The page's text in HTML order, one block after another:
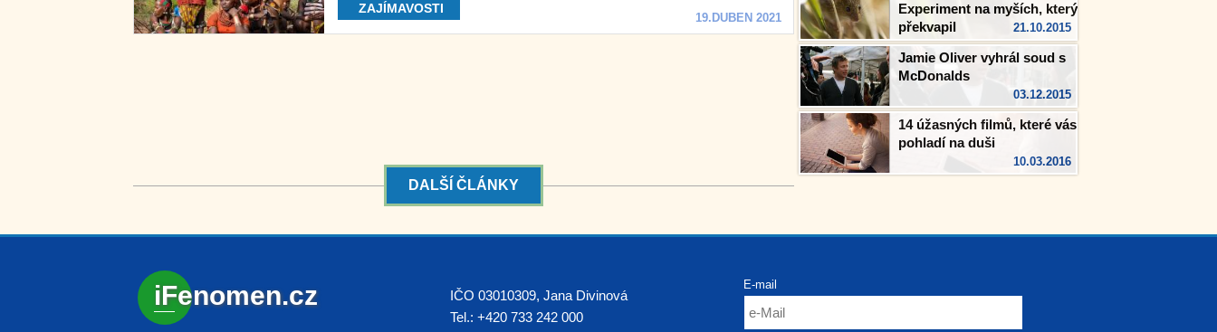
Experiment na myších, který
překvapil
21.10.2015
Jamie Oliver vyhrál soud s
McDonalds
03.12.2015
14 úžasných filmů, které vás
pohladí na duši
10.03.2016
ZAJÍMAVOSTI
19.DUBEN 2021
DALŠÍ ČLÁNKY
iFenomen.cz
IČO 03010309, Jana Divinová
Tel.: +420 733 242 000
E-mail